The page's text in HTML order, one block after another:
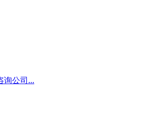
询公司...